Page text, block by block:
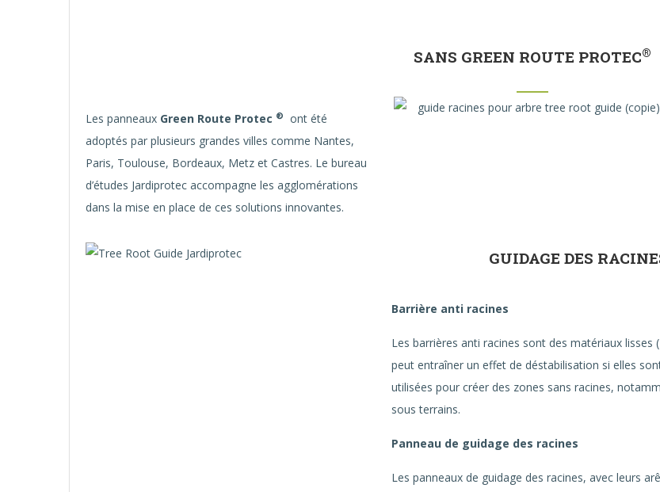
Les panneaux Green Route Protec ®
ont été
adoptés par plusieurs grandes villes comme Nantes,
Paris, Toulouse, Bordeaux, Metz et Castres. Le bureau
d’études Jardiprotec accompagne les agglomérations
dans la mise en place de ces solutions innovantes.
SANS GREEN ROUTE PROTEC®
GUIDAGE DES
Barrière anti racines
Les barrières anti racines sont des matériaux lisses
peut entraîner un effet de déstabilisation si elles
utilisées pour créer des zones sans racines,
sous terrains.
Panneau de guidage des racines
Les panneaux de guidage des racines, avec leurs